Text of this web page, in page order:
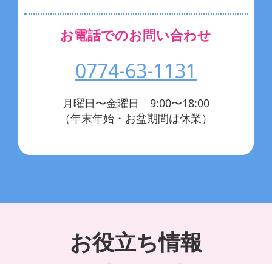
お電話でのお問い合わせ
0774-63-1131
月曜日〜金曜日 9:00〜18:00
（年末年始・お盆期間は休業）
お役立ち情報